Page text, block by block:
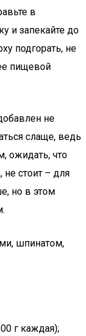
в
и запекайте до
подгорать, не
пищевой
не
слаще, ведь
ожидать, что
стоит – для
но в этом
шпинатом,
г каждая);